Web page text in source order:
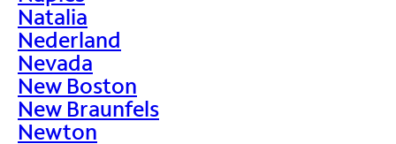
Natalia
Nederland
Nevada
New Boston
New Braunfels
Newton